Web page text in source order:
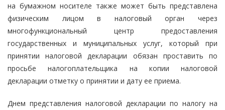
на бумажном носителе также может быть представлена
физическим лицом в налоговый орган через
многофункциональный центр предоставления
государственных и муниципальных услуг, который при
принятии налоговой декларации обязан проставить по
просьбе налогоплательщика на копии налоговой
декларации отметку о принятии и дату ее приема.
Днем представления налоговой декларации по налогу на